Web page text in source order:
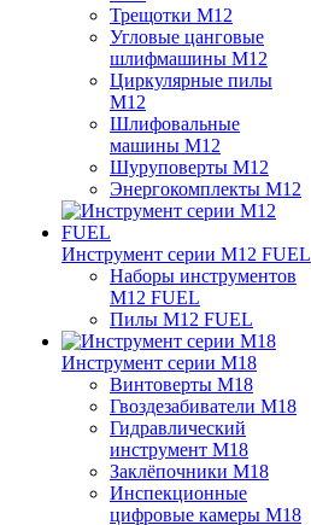
Трещотки M12
Угловые цанговые
шлифмашины M12
Циркулярные пилы
M12
Шлифовальные
машины M12
Шуруповерты M12
Энергокомплекты M12
Инструмент серии M12 FUEL
Наборы инструментов
M12 FUEL
Пилы M12 FUEL
Инструмент серии M18
Винтоверты M18
Гвоздезабиватели M18
Гидравлический
инструмент M18
Заклёпочники M18
Инспекционные
цифровые камеры M18